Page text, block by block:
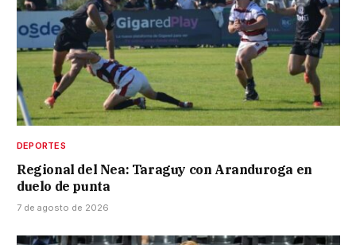
DEPORTES
Regional del Nea: Taraguy con Aranduroga en
duelo de punta
7 de agosto de 2026